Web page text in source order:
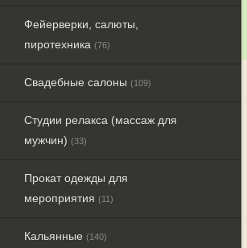
Фейерверки, салюты,
пиротехника (76)
Свадебные салоны (109)
Студии релакса (массаж для
мужчин) (33)
Прокат одежды для
мероприятия (11)
Кальянные (140)